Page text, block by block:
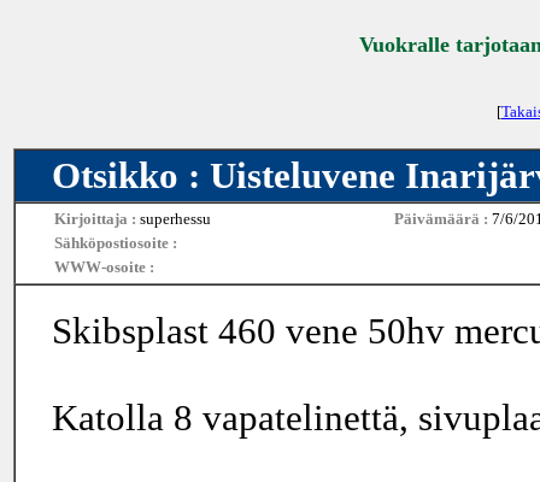
Vuokralle
[
Otsikko : Uisteluvene
Kirjoittaja : superhessu Päivämäärä : 7/6/
Sähköpostiosoite :
WWW-osoite :
Skibsplast 460 vene 50hv
Katolla 8 vapatelinettä,